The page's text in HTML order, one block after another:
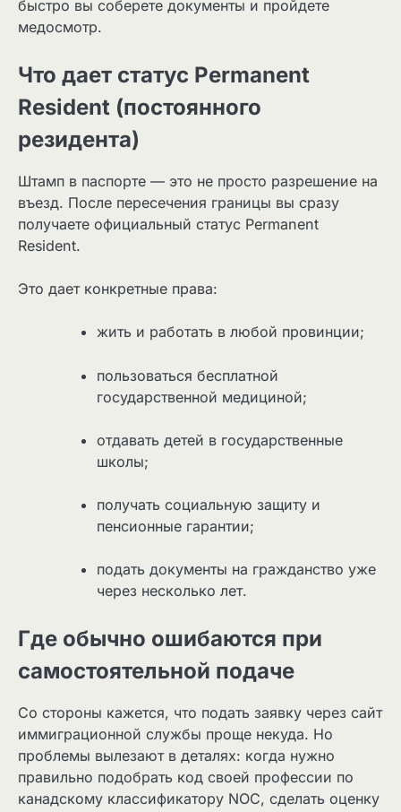
быстро вы соберете документы и пройдете
медосмотр.
Что дает статус Permanent
Resident (постоянного
резидента)
Штамп в паспорте — это не просто разрешение на
въезд. После пересечения границы вы сразу
получаете официальный статус Permanent
Resident.
Это дает конкретные права:
жить и работать в любой провинции;
пользоваться бесплатной
государственной медициной;
отдавать детей в государственные
школы;
получать социальную защиту и
пенсионные гарантии;
подать документы на гражданство уже
через несколько лет.
Где обычно ошибаются при
самостоятельной подаче
Со стороны кажется, что подать заявку через сайт
иммиграционной службы проще некуда. Но
проблемы вылезают в деталях: когда нужно
правильно подобрать код своей профессии по
канадскому классификатору NOC, сделать оценку